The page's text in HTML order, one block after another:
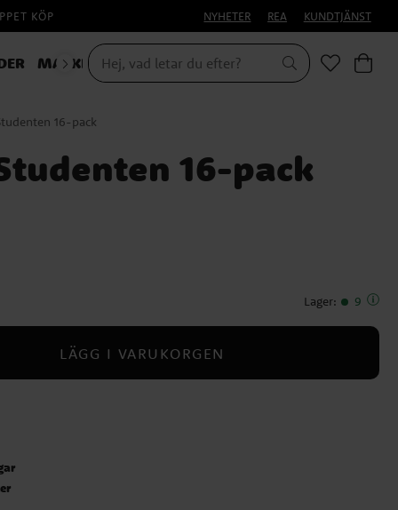
KÖP NYHETER REA KUNDTJÄNST
MASKERAD
16-pack
16-pack
Lager: 9
LÄGG I VARUKORGEN